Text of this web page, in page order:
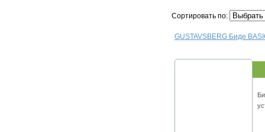
Сортировать по:
GUSTAVSBERG Биде